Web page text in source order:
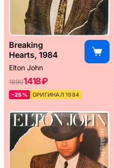
Breaking
Hearts, 1984
Elton John
18901418 ₽
–25% ОРИГИНАЛ 1984